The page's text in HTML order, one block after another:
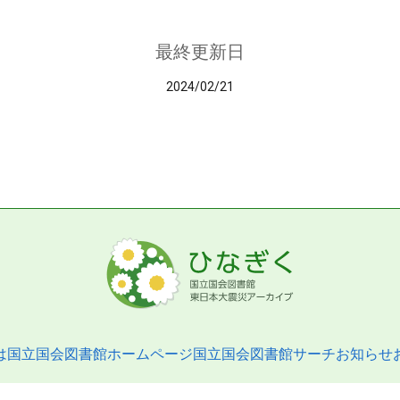
最終更新日
2024/02/21
国立国会図書館ホームページ国立国会図書館サーチお知らせ